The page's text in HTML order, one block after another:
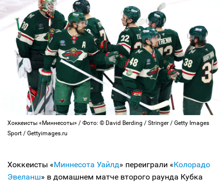
Хоккеисты «Миннесоты» / Фото: © David Berding / Stringer / Getty Images
Sport / Gettyimages.ru
Хоккеисты «Миннесота Уайлд» переиграли «Колорадо
Эвеланш» в домашнем матче второго раунда Кубка